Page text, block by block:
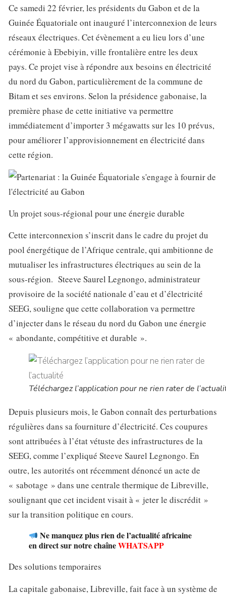
Ce samedi 22 février, les présidents du Gabon et de la
Guinée Équatoriale ont inauguré l’interconnexion de leurs
réseaux électriques. Cet évènement a eu lieu lors d’une
cérémonie à Ebebiyin, ville frontalière entre les deux
pays. Ce projet vise à répondre aux besoins en électricité
du nord du Gabon, particulièrement de la commune de
Bitam et ses environs. Selon la présidence gabonaise, la
première phase de cette initiative va permettre
immédiatement d’importer 3 mégawatts sur les 10 prévus,
pour améliorer l’approvisionnement en électricité dans
cette région.
Un projet sous-régional pour une énergie durable
Cette interconnexion s’inscrit dans le cadre du projet du
pool énergétique de l’Afrique centrale, qui ambitionne de
mutualiser les infrastructures électriques au sein de la
sous-région. Steeve Saurel Legnongo, administrateur
provisoire de la société nationale d’eau et d’électricité
SEEG, souligne que cette collaboration va permettre
d’injecter dans le réseau du nord du Gabon une énergie
« abondante, compétitive et durable ».
Téléchargez l’application pour ne rien rater de
Depuis plusieurs mois, le Gabon connaît des perturbations
régulières dans sa fourniture d’électricité. Ces coupures
sont attribuées à l’état vétuste des infrastructures de la
SEEG, comme l’expliqué Steeve Saurel Legnongo. En
outre, les autorités ont récemment dénoncé un acte de
« sabotage » dans une centrale thermique de Libreville,
soulignant que cet incident visait à « jeter le discrédit »
sur la transition politique en cours.
Ne manquez plus rien de l’actualité africaine
en direct sur notre chaîneWHATSAPP
Des solutions temporaires
La capitale gabonaise, Libreville, fait face à un système de